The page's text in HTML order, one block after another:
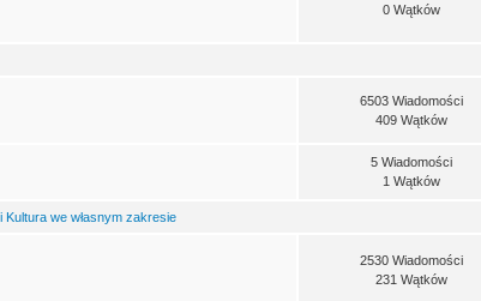
0 Wątków
6503 Wiadomości
409 Wątków
5 Wiadomości
1 Wątków
Kultura we własnym zakresie
2530 Wiadomości
231 Wątków